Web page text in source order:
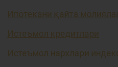
Ипотекани қайта
Истеъмол кредитлари
Истеъмол нархлари